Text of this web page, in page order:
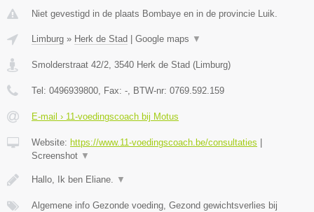
Niet gevestigd in de plaats Bombaye en in de provincie Luik.
Limburg » Herk de Stad | Google maps ▼
Smolderstraat 42/2 3540 Herk de Stad (Limburg)
Tel: 0496939800 , Fax: - , BTW-nr: 0769.592.159
E-mail › 11-voedingscoach bij Motus
Website: https://www.11-voedingscoach.be/consultaties |
Screenshot ▼
Hallo, Ik ben Eliane. ▼
Algemene info Gezonde voeding, Gezond gewichtsverlies bij